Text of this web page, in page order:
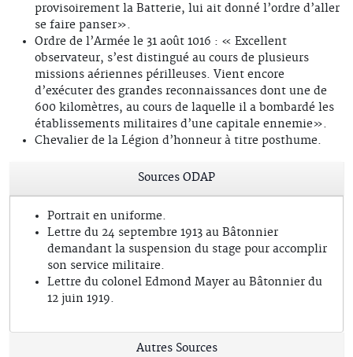
provisoirement la Batterie, lui ait donné l’ordre d’aller
se faire panser».
Ordre de l’Armée le 31 août 1016 : « Excellent
observateur, s’est distingué au cours de plusieurs
missions aériennes périlleuses. Vient encore
d’exécuter des grandes reconnaissances dont une de
600 kilomètres, au cours de laquelle il a bombardé les
établissements militaires d’une capitale ennemie».
Chevalier de la Légion d’honneur à titre posthume.
Sources ODAP
Portrait en uniforme.
Lettre du 24 septembre 1913 au Bâtonnier
demandant la suspension du stage pour accomplir
son service militaire.
Lettre du colonel Edmond Mayer au Bâtonnier du
12 juin 1919.
Autres Sources